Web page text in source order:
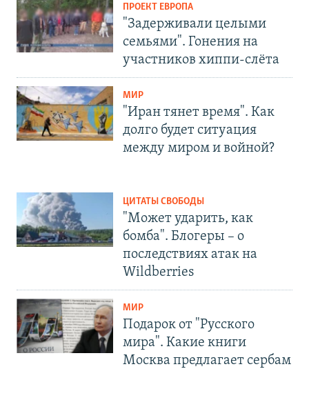
ПРОЕКТ ЕВРОПА
"Задерживали целыми
семьями". Гонения на
участников хиппи-слёта
МИР
"Иран тянет время". Как
долго будет ситуация
между миром и войной?
ЦИТАТЫ СВОБОДЫ
"Может ударить, как
бомба". Блогеры – о
последствиях атак на
Wildberries
МИР
Подарок от "Русского
мира". Какие книги
Москва предлагает сербам